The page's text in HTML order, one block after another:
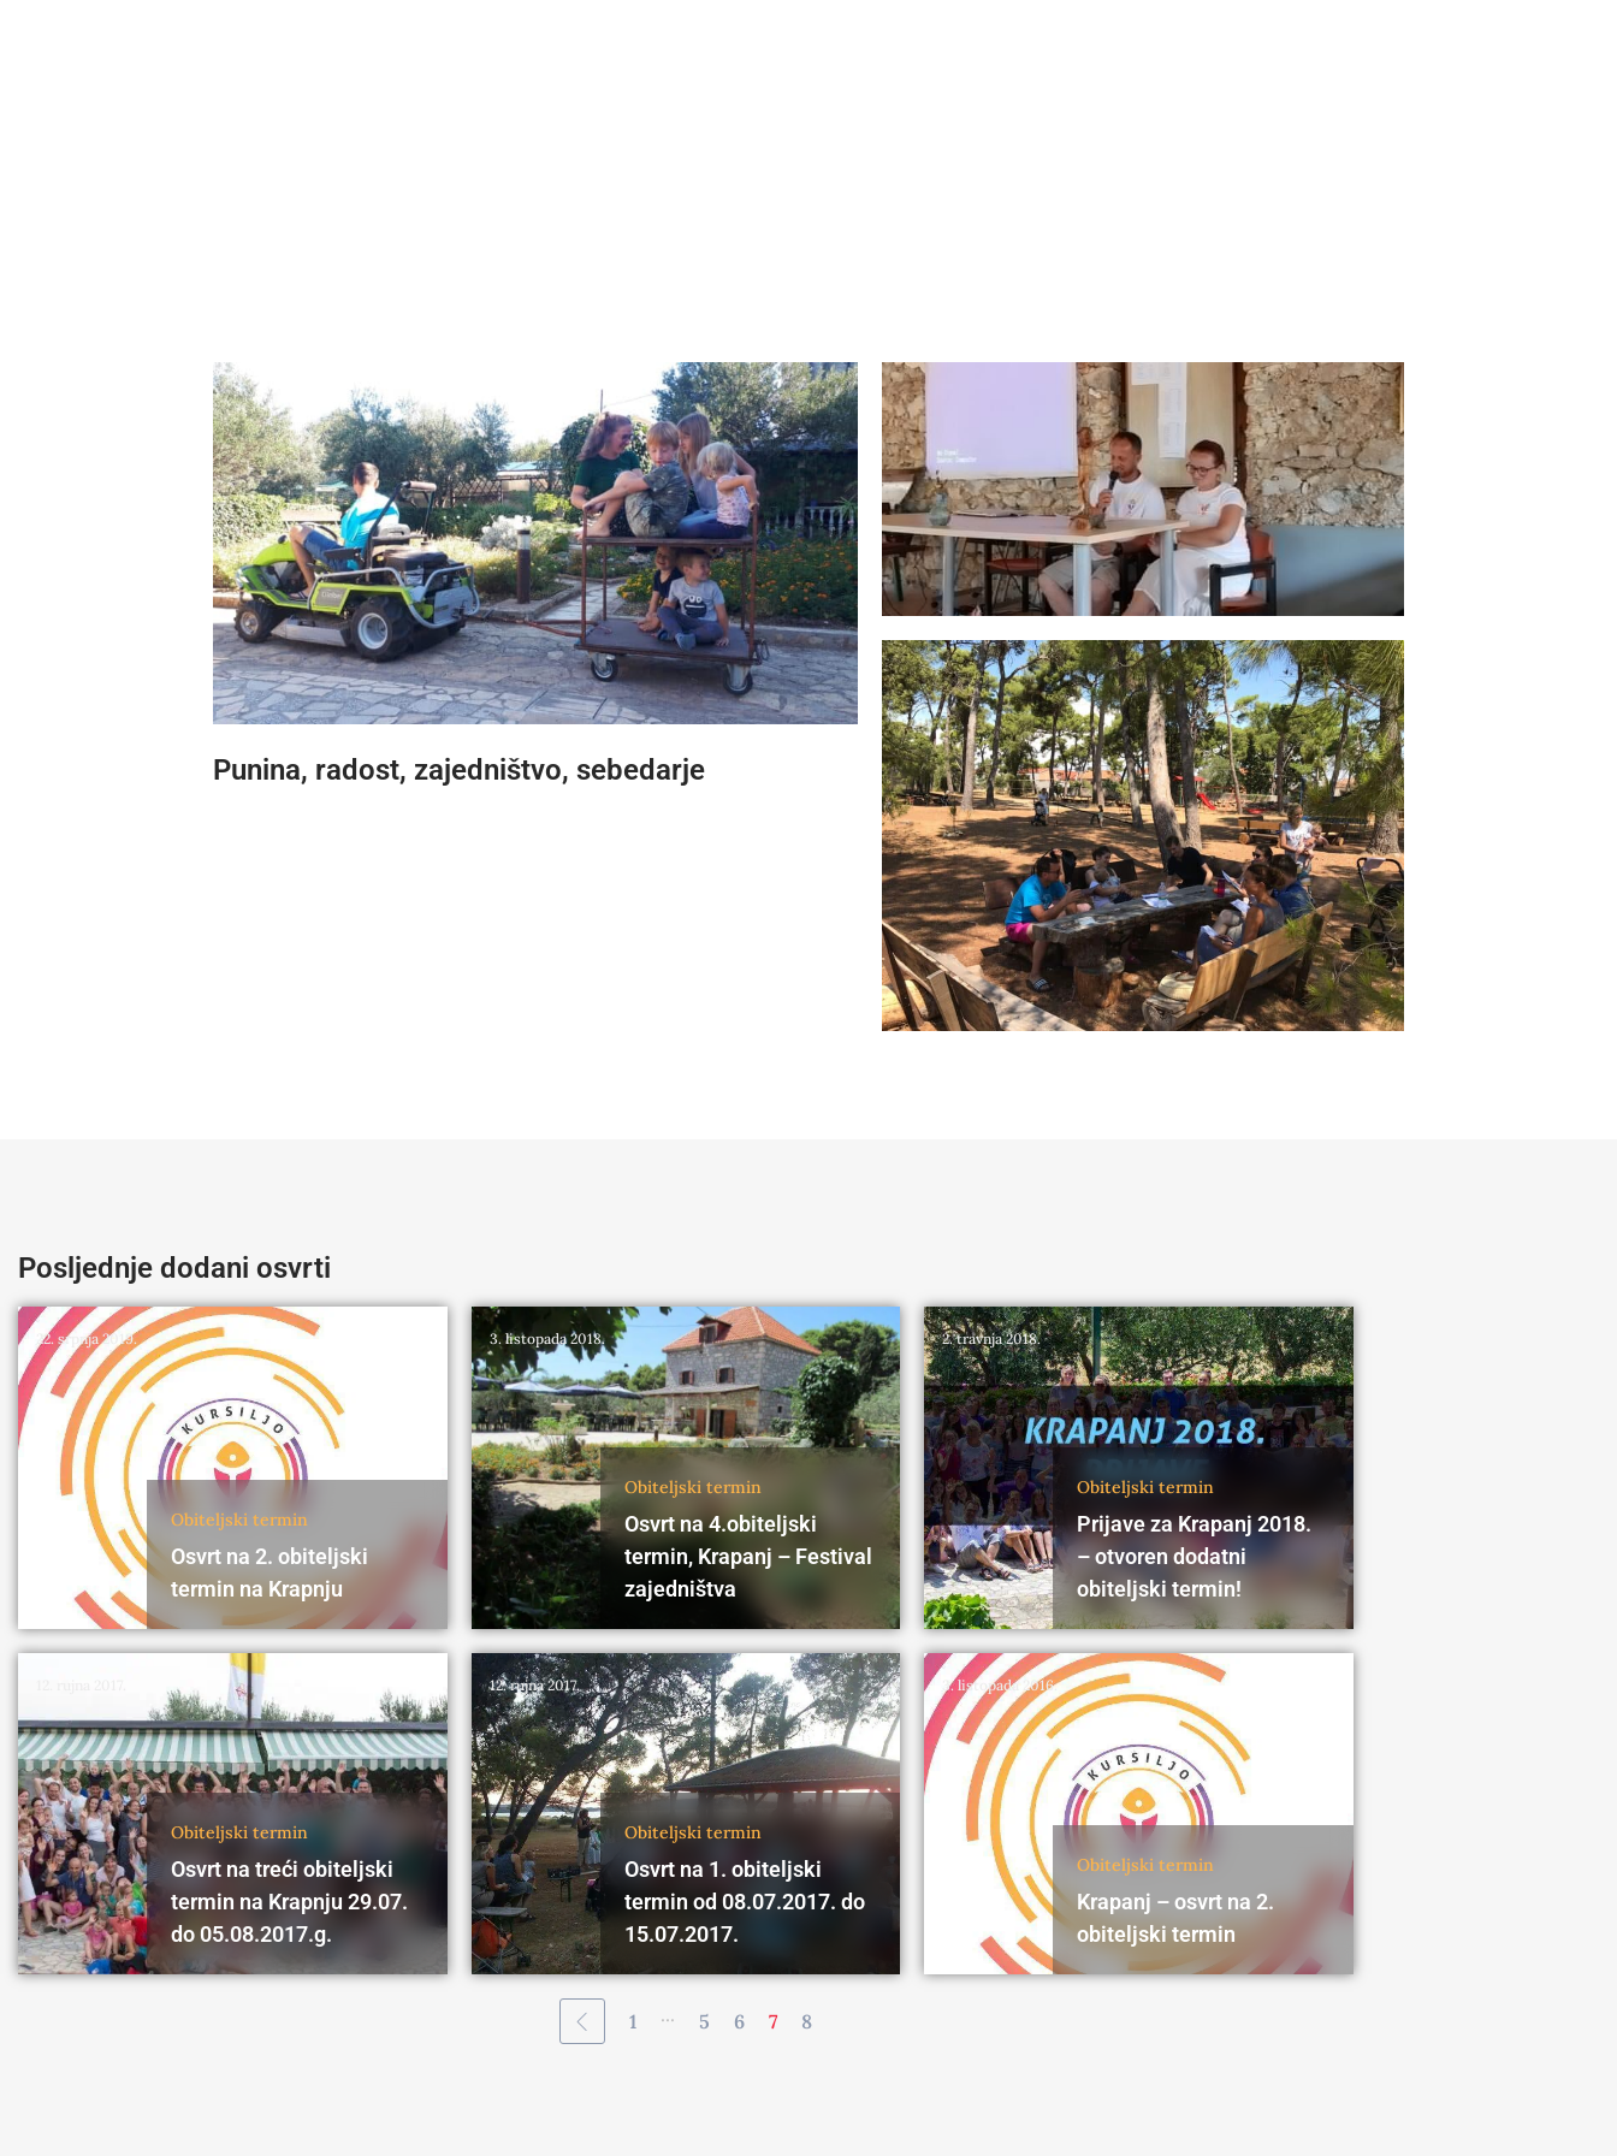
Punina, radost, zajedništvo, sebedarje
Posljednje dodani osvrti
22. srpnja 2019.
Obiteljski termin
Osvrt na 2. obiteljski
termin na Krapnju
3. listopada 2018.
Obiteljski termin
Osvrt na 4.obiteljski
termin, Krapanj – Festival
zajedništva
2. travnja 2018.
Obiteljski termin
Prijave za Krapanj 2018.
– otvoren dodatni
obiteljski termin!
Obiteljski termin
Osvrt na treći obiteljski
termin na Krapnju 29.07.
do 05.08.2017.g.
12. rujna 2017.
Obiteljski termin
Osvrt na 1. obiteljski
termin od 08.07.2017. do
15.07.2017.
3. listopada 2016.
Obiteljski termin
Krapanj – osvrt na 2.
obiteljski termin
1 ... 5 6 7 8